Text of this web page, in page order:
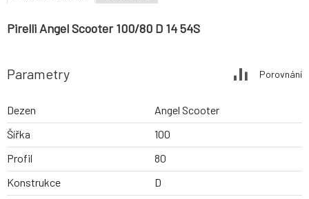
Pirelli Angel Scooter 100/80 D 14 54S
Parametry Porovnání
Dezen
Angel Scooter
Šířka
100
Profil
80
Konstrukce
D